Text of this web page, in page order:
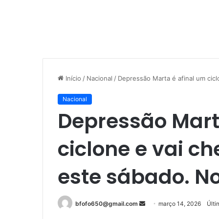
Início / Nacional / Depressão Marta é afinal um
Nacional
Depressão
ciclone e vai
este sábado.
bfofo650@gmail.com
Mandemarço 14, 2026